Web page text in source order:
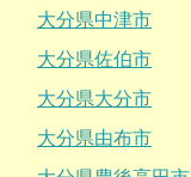
大分県中津市
大分県佐伯市
大分県大分市
大分県由布市